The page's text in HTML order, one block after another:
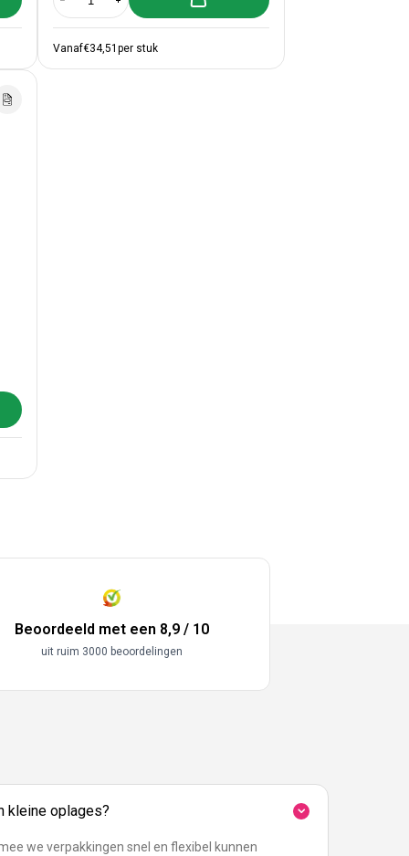
100mm
Dispenser 100mmAantal verlagen voor Label Dispenser 75mm
Aantal verhogen voor Label Dispenser 75mm
Vanaf€34,51 per stuk
265mm
Dispenser 265mm
toevoegen
Beoordeeld met een 8,9 / 10
uit ruim 3000 beoordelingen
kleine oplages?
we verpakkingen snel en flexibel kunnen